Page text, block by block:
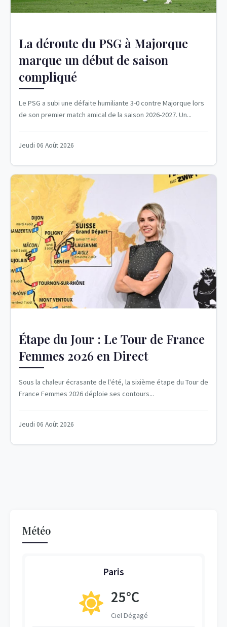
La déroute du PSG à Majorque
marque un début de saison
compliqué
Le PSG a subi une défaite humiliante 3-0 contre Majorque lors
de son premier match amical de la saison 2026-2027. Un...
Jeudi 06 Août 2026
Étape du Jour : Le Tour de France
Femmes 2026 en Direct
Sous la chaleur écrasante de l'été, la sixième étape du Tour de
France Femmes 2026 déploie ses contours...
Jeudi 06 Août 2026
Météo
Paris
25°C
Ciel Dégagé